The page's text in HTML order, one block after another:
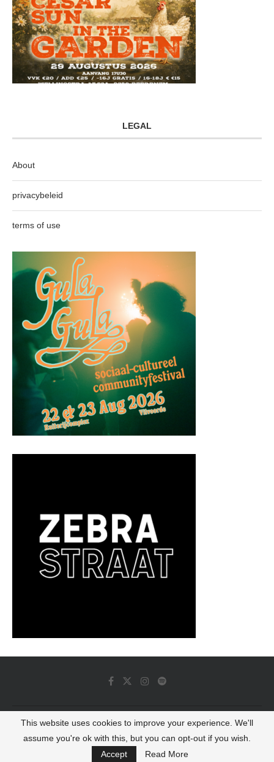
LEGAL
About
privacybeleid
terms of use
© 2022 - Luminous Dash All Rights Reserved
BACK TO TOP
This website uses cookies to improve your experience. We'll
assume you're ok with this, but you can opt-out if you wish.
Accept
Read More